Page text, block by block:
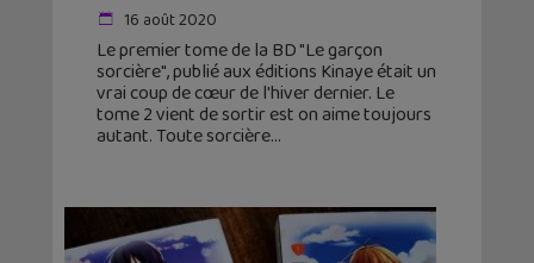
16 août 2020
Le premier tome de la BD "Le garçon
sorcière", publié aux éditions Kinaye était un
vrai coup de cœur de l'hiver dernier. Le
tome 2 vient de sortir est on aime toujours
autant. Toute sorcière